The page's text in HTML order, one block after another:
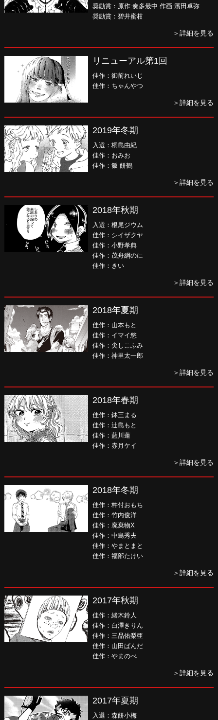
奨励賞：原作:奏多最中 作画:濱田卓弥
奨励賞：碧井蜜柑
＞詳細を見る
リニューアル第1回
佳作：御前れいじ
佳作：ちゃんやつ
＞詳細を見る
2019年冬期
入選：桐島由紀
佳作：おみお
佳作：飯 餅鶴
＞詳細を見る
2018年秋期
入選：根尾ジウム
佳作：シイザクヤ
佳作：小野孝典
佳作：茂舟綱のに
佳作：きい
＞詳細を見る
2018年夏期
佳作：山本もと
佳作：イマイ悠
佳作：尖しこふみ
佳作：神里太一郎
＞詳細を見る
2018年春期
佳作：鉢三まる
佳作：辻島もと
佳作：藍川蓮
佳作：赤月ケイ
＞詳細を見る
2018年冬期
佳作：杵付おもち
佳作：竹内俊洋
佳作：廃棄物X
佳作：中島秀夫
佳作：やまとまと
佳作：福部たけい
＞詳細を見る
2017年秋期
佳作：緒木鈴人
佳作：白澤きりん
佳作：三品佑梨亜
佳作：山田ぱんだ
佳作：やまのべ
＞詳細を見る
2017年夏期
入選：森餅小梅